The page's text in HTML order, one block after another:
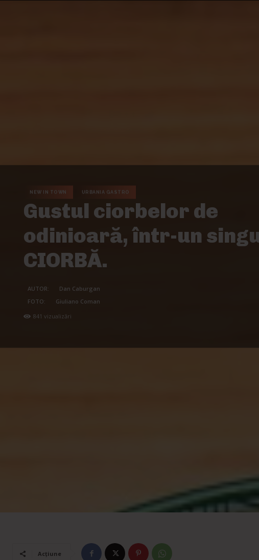
NEW IN TOWN URBANIA GASTRO
Gustul ciorbelor de
odinioară, într-un
CIORBĂ.
AUTOR:
Dan Caburgan
FOTO:
Giuliano Coman
841 vizualizări
Acțiune